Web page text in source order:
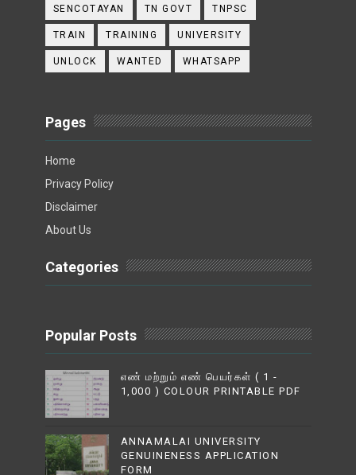
SENCOTAYAN TN GOVT TNPSC
TRAIN TRAINING UNIVERSITY
UNLOCK WANTED WHATSAPP
Pages
Home
Privacy Policy
Disclaimer
About Us
Categories
Popular Posts
எண் மற்றும் எண் பெயர்கள் ( 1 -
1,000 ) COLOUR PRINTABLE PDF
ANNAMALAI UNIVERSITY
GENUINENESS APPLICATION
FORM